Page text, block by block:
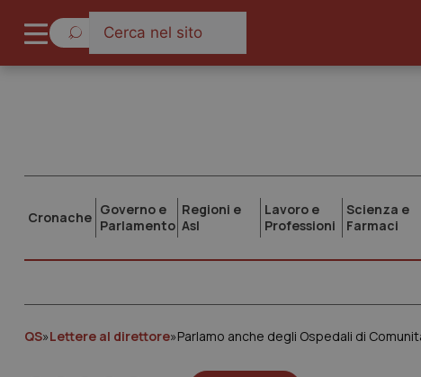
Cronache Governo e
Parlamento
Regioni e
Asl
Lavoro e
Professioni
Scienza e
Farmaci
QS»Lettere al direttore»Parlamo anche degli Ospedali di